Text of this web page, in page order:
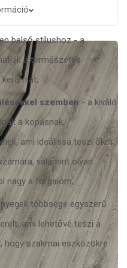
belső stílushoz - a
a természetes
szemben- a kiváló
a kopásnak,
ami ideálissá teszi őket
valamint olyan
nagy a forgalom;
többsége egyszerű
ami lehetővé teszi a
hogy szakmai eszközökre